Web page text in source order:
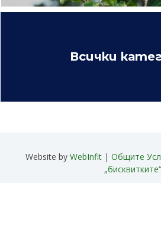
Всички
Website by WebInfit| Общите
„бисквитките“